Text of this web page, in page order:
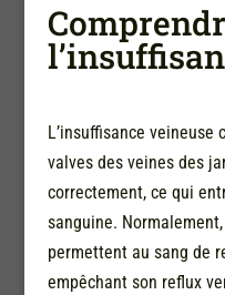
L’insuffisance
valves des veines des
correctement, ce qui
sanguine.
permettent au sang de
empêchant son reflux